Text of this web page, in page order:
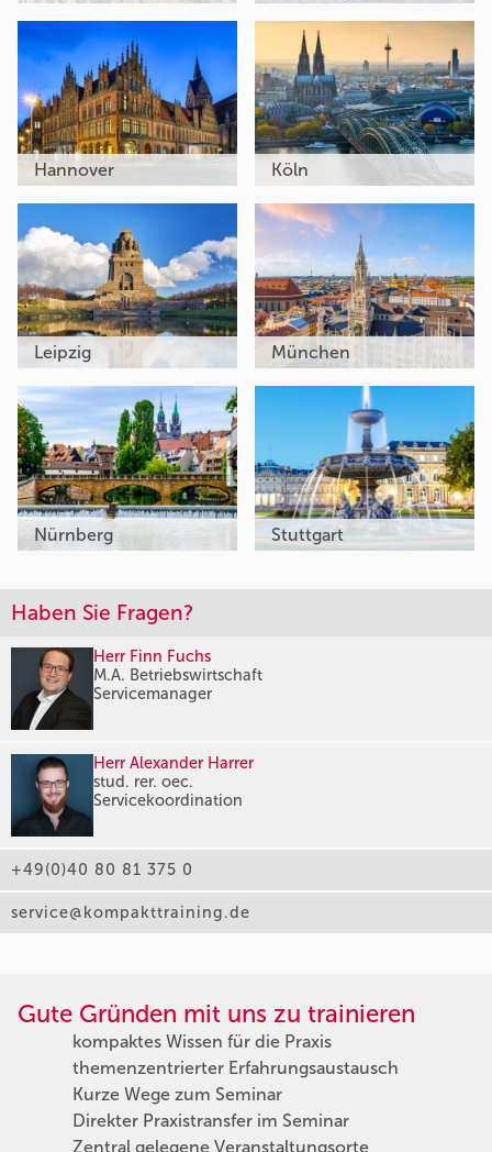
Haben Sie Fragen?
Herr Finn Fuchs
M.A. Betriebswirtschaft
Servicemanager
Herr Alexander Harrer
stud. rer. oec.
Servicekoordination
+49(0)40 80 81 375 0
service@kompakttraining.de
Hannover Köln
Leipzig München
Nürnberg Stuttgart
Gute Gründen mit uns zu trainieren
kompaktes Wissen für die Praxis
themenzentrierter Erfahrungsaustausch
Kurze Wege zum Seminar
Direkter Praxistransfer im Seminar
Zentral gelegene Veranstaltungsorte